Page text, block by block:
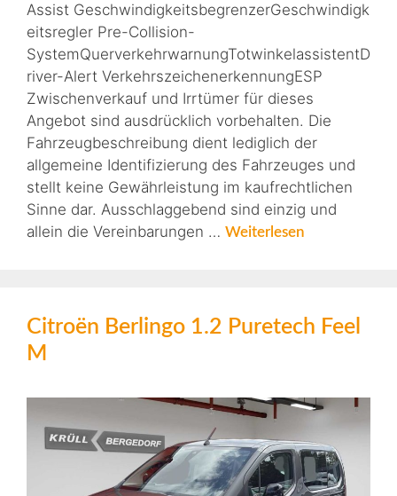
Assist GeschwindigkeitsbegrenzerGeschwindigk
eitsregler Pre-Collision-
SystemQuerverkehrwarnungTotwinkelassistentD
river-Alert VerkehrszeichenerkennungESP
Zwischenverkauf und Irrtümer für dieses
Angebot sind ausdrücklich vorbehalten. Die
Fahrzeugbeschreibung dient lediglich der
allgemeine Identifizierung des Fahrzeuges und
stellt keine Gewährleistung im kaufrechtlichen
Sinne dar. Ausschlaggebend sind einzig und
allein die Vereinbarungen … Weiterlesen
Citroën Berlingo 1.2 Puretech Feel
M